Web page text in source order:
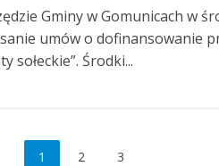
Gminy w Gomunicach w
umów o dofinansowanie
sołeckie”. Środki...
1 2 3